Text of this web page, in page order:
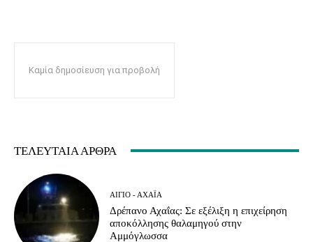
Καμία δημοσίευση για προβολή
ΤΕΛΕΥΤΑΊΑ ΆΡΘΡΑ
ΑΊΓΙΟ - ΑΧΑΪ́Α
Δρέπανο Αχαΐας: Σε εξέλιξη η επιχείρηση
αποκόλλησης θαλαμηγού στην
Αμμόγλωσσα